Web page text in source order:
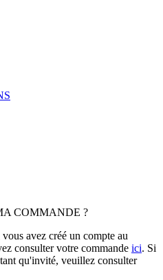
COMMANDE ?
avez créé un compte au
consulter votre commande ici. Si
qu'invité, veuillez consulter